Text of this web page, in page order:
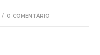
/ 0 COMENTÁRIO